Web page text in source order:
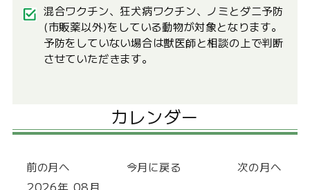
混合ワクチン、狂犬病ワクチン、ノミとダニ予防
(市販薬以外)をしている動物が対象となります。
予防をしていない場合は獣医師と相談の上で判断
させていただきます。
カレンダー
前の月へ 今月に戻る 次の月へ
2026年 08月